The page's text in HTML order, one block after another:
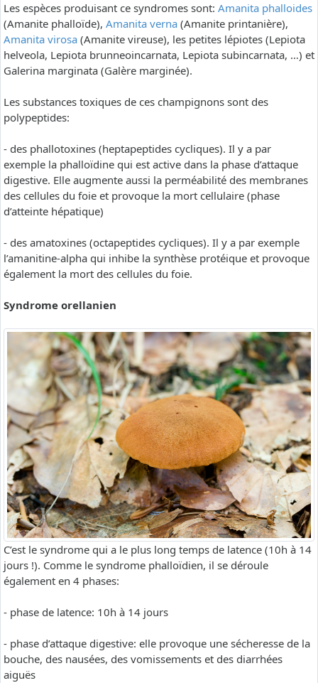
Les espèces produisant ce syndromes sont: Amanita phalloides
(Amanite phalloïde), Amanita verna (Amanite printanière),
Amanita virosa (Amanite vireuse), les petites lépiotes (Lepiota
helveola, Lepiota brunneoincarnata, Lepiota subincarnata, …) et
Galerina marginata (Galère marginée).
Les substances toxiques de ces champignons sont des
polypeptides:
- des phallotoxines (heptapeptides cycliques). Il y a par
exemple la phalloïdine qui est active dans la phase d’attaque
digestive. Elle augmente aussi la perméabilité des membranes
des cellules du foie et provoque la mort cellulaire (phase
d’atteinte hépatique)
- des amatoxines (octapeptides cycliques). Il y a par exemple
l’amanitine-alpha qui inhibe la synthèse protéique et provoque
également la mort des cellules du foie.
Syndrome orellanien
C’est le syndrome qui a le plus long temps de latence (10h à 14
jours !). Comme le syndrome phalloïdien, il se déroule
également en 4 phases:
- phase de latence: 10h à 14 jours
- phase d’attaque digestive: elle provoque une sécheresse de la
bouche, des nausées, des vomissements et des diarrhées
aiguës